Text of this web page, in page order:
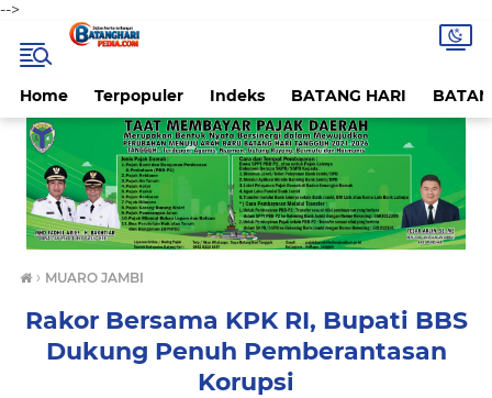
-->
Home Terpopuler Indeks BATANG HARI
› MUARO JAMBI
Rakor Bersama KPK RI, Bupati BBS
Dukung Penuh Pemberantasan
Korupsi